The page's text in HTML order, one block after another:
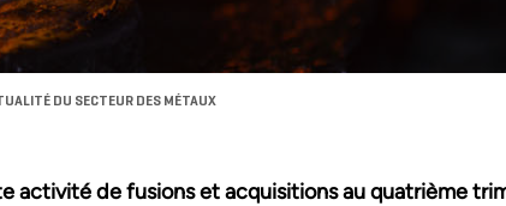
DU SECTEUR DES MÉTAUX
activité de fusions et acquisitions au quatrième